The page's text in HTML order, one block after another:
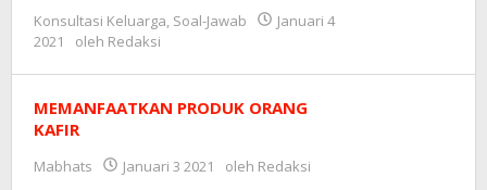
Konsultasi Keluarga, Soal-Jawab
Januari 4
2021
oleh Redaksi
MEMANFAATKAN PRODUK ORANG
KAFIR
Mabhats Januari 3 2021 oleh Redaksi